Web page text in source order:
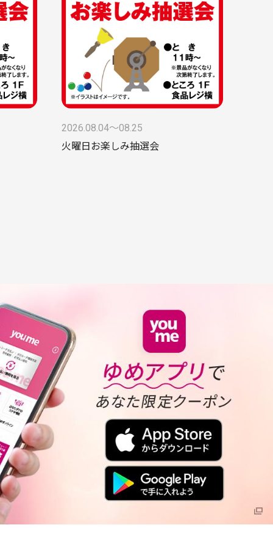
2026.08.04〜08.25
火曜日お楽しみ抽選会